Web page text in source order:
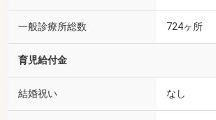
一般診療所総数 724ヶ所
育児給付金
結婚祝い なし